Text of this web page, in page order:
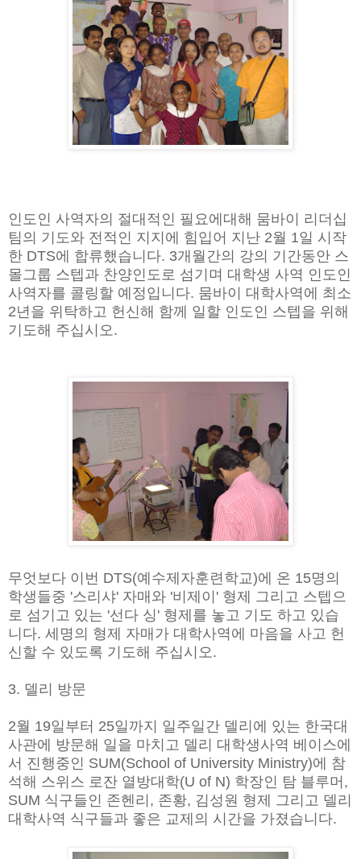
인도인 사역자의 절대적인 필요에대해 뭄바이 리더십
팀의 기도와 전적인 지지에 힘입어 지난 2월 1일 시작
한 DTS에 합류했습니다. 3개월간의 강의 기간동안 스
몰그룹 스텝과 찬양인도로 섬기며 대학생 사역 인도인
사역자를 콜링할 예정입니다. 뭄바이 대학사역에 최소
2년을 위탁하고 헌신해 함께 일할 인도인 스텝을 위해
기도해 주십시오.
무엇보다 이번 DTS(예수제자훈련학교)에 온 15명의
학생들중 '스리샤' 자매와 '비제이' 형제 그리고 스텝으
로 섬기고 있는 '선다 싱' 형제를 놓고 기도 하고 있습
니다. 세명의 형제 자매가 대학사역에 마음을 사고 헌
신할 수 있도록 기도해 주십시오.
3. 델리 방문
2월 19일부터 25일까지 일주일간 델리에 있는 한국대
사관에 방문해 일을 마치고 델리 대학생사역 베이스에
서 진행중인 SUM(School of University Ministry)에 참
석해 스위스 로잔 열방대학(U of N) 학장인 탐 블루머,
SUM 식구들인 존헨리, 존황, 김성원 형제 그리고 델리
대학사역 식구들과 좋은 교제의 시간을 가졌습니다.